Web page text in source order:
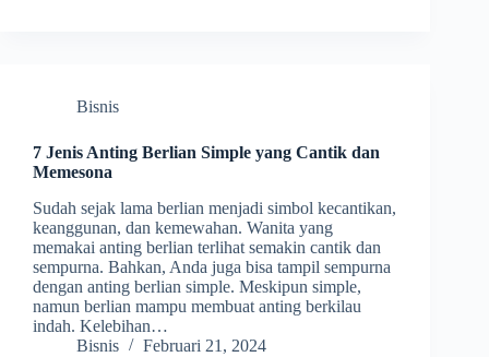
Bisnis
7 Jenis Anting Berlian Simple yang Cantik dan
Memesona
Sudah sejak lama berlian menjadi simbol kecantikan,
keanggunan, dan kemewahan. Wanita yang
memakai anting berlian terlihat semakin cantik dan
sempurna. Bahkan, Anda juga bisa tampil sempurna
dengan anting berlian simple. Meskipun simple,
namun berlian mampu membuat anting berkilau
indah. Kelebihan…
Bisnis
Februari 21, 2024